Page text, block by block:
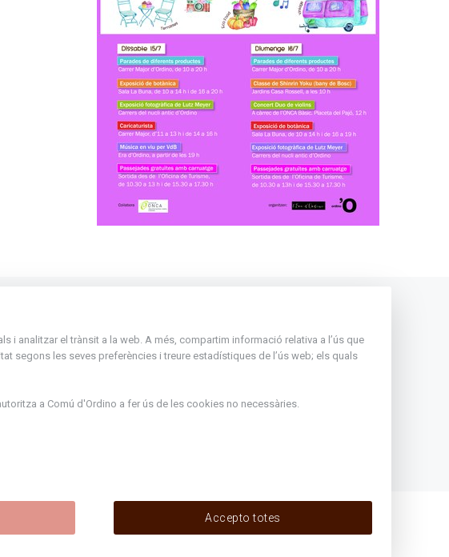
divendres a partir de l'1
Rep tota l'actualitat del Comú
d'Ordino en el teu correu
Subscriu-te
i analitzar el trànsit a la web. A més, compartim informació relativa a l’ús que
segons les seves preferències i treure estadístiques de l’ús web; els quals
a Comú d'Ordino a fer ús de les cookies no necessàries.
Accepto totes